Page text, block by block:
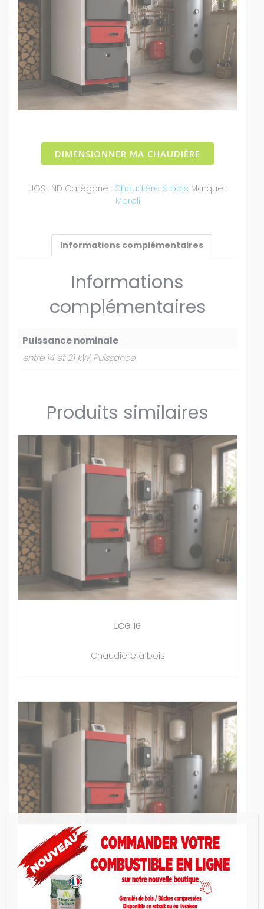
DIMENSIONNER MA CHAUDIÈRE
UGS : ND Catégorie : Chaudière à bois Marque :
Mareli
Informations complémentaires
Informations
complémentaires
Puissance nominale
entre 14 et 21 kW, Puissance
Produits similaires
LCG 16
Chaudière à bois